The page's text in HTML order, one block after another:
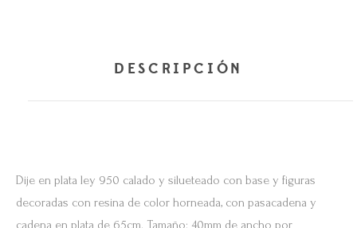
DESCRIPCIÓN
Dije en plata ley 950 calado y silueteado con base y figuras
decoradas con resina de color horneada, con pasacadena y
cadena en plata de 65cm. Tamaño: 40mm de ancho por